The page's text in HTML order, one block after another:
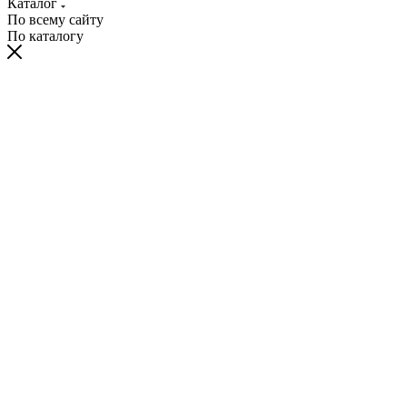
Каталог
По всему сайту
По каталогу